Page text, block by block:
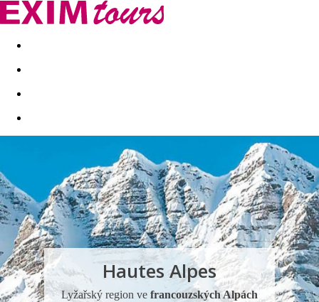
Akční nabídky Last minute
Hautes Alpes
Lyžařský region ve francouzských Alpách